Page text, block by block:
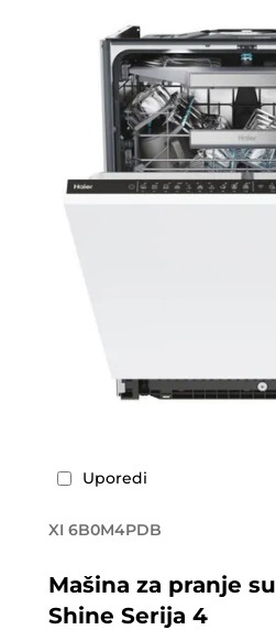
Uporedi
XI 6B0M4PDB
Mašina za pranje
Shine Serija 4